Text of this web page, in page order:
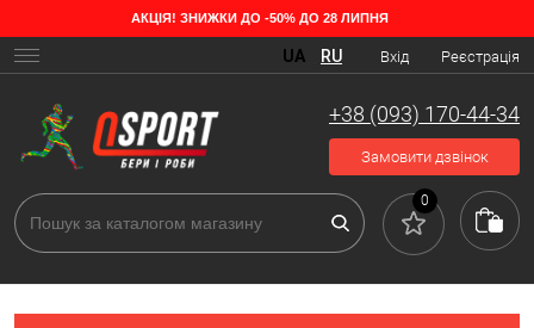
Різновиди садових грабель
Звичайні граблі – простий та відомий кожному інструмент. Без
за територією приватного будинку. Але мало хто знає, що для
кожного виду робіт є свій особливий вид цього інструменту. Існує
безліч видів інвентарю для саду у різних конфігураціях, вони
відрізняються матеріалом та ціною. Металеві моделі надійні та
міцні, особливо якщо є антикорозійне покриття, яке захищає зуби.
Пластикові не бояться перепаду температур, легені за вагою,
АКЦІЯ! ЗНИЖКИ ДО -50% ДО 28 ЛИПНЯ
Вхід Реєстрація
UA RU
+38 (093) 170-44-34
Замовити дзвінок
0